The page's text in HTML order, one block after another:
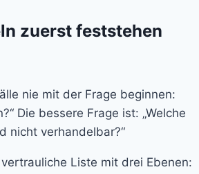
zuerst feststehen
nie mit der Frage beginnen:
Die bessere Frage ist: „Welche
nicht verhandelbar?“
Liste mit drei Ebenen: